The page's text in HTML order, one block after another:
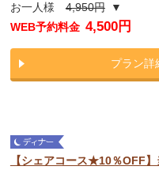
お一人様4,950円▼
WEB予約料金 4,500円
プラン詳
【シェアコース★10％OFF